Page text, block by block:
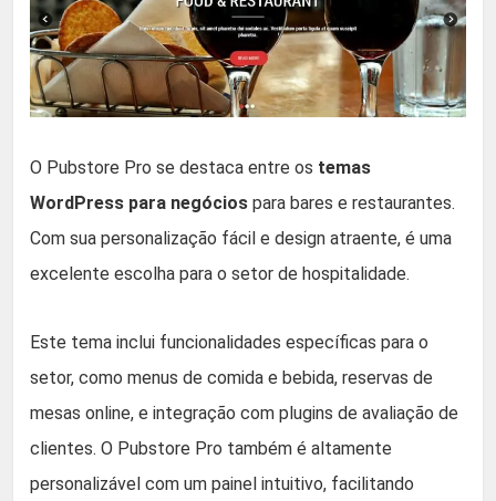
O Pubstore Pro se destaca entre os temas
WordPress para negócios para bares e restaurantes.
Com sua personalização fácil e design atraente, é uma
excelente escolha para o setor de hospitalidade.
Este tema inclui funcionalidades específicas para o
setor, como menus de comida e bebida, reservas de
mesas online, e integração com plugins de avaliação de
clientes. O Pubstore Pro também é altamente
personalizável com um painel intuitivo, facilitando